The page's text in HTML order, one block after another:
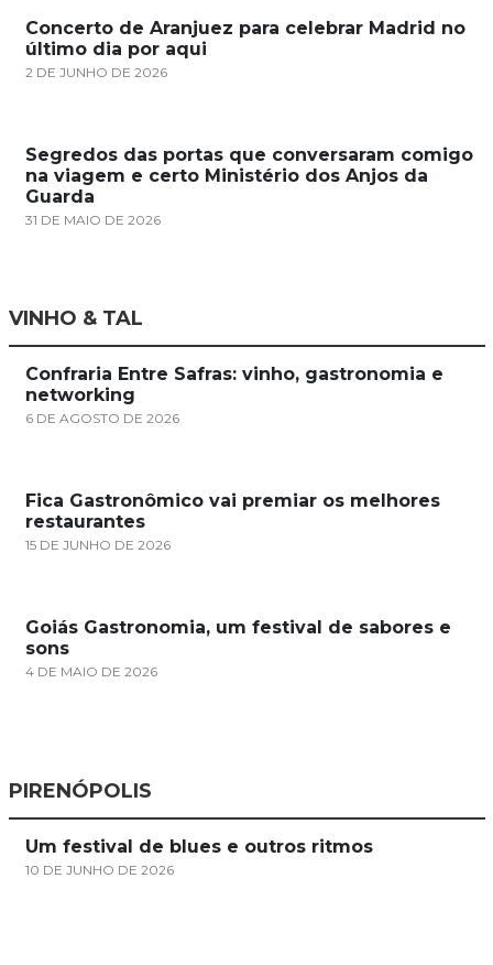
Concerto de Aranjuez para celebrar Madrid no
último dia por aqui
2 DE JUNHO DE 2026
Segredos das portas que conversaram comigo
na viagem e certo Ministério dos Anjos da
Guarda
31 DE MAIO DE 2026
VINHO & TAL
Confraria Entre Safras: vinho, gastronomia e
networking
6 DE AGOSTO DE 2026
Fica Gastronômico vai premiar os melhores
restaurantes
15 DE JUNHO DE 2026
Goiás Gastronomia, um festival de sabores e
sons
4 DE MAIO DE 2026
PIRENÓPOLIS
Um festival de blues e outros ritmos
10 DE JUNHO DE 2026